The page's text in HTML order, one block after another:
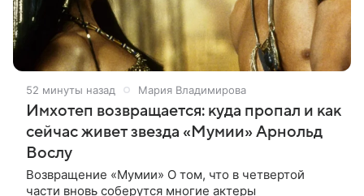
52 минуты назад Мария Владимирова
Имхотеп возвращается: куда пропал и как
сейчас живет звезда «Мумии» Арнольд
Вослу
Возвращение «Мумии» О том, что в четвертой
части вновь соберутся многие актеры